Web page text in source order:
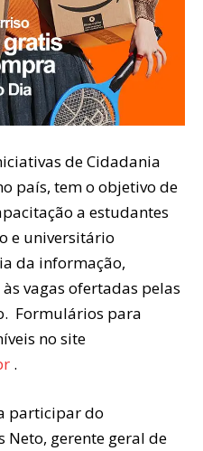
de Cidadania
país, tem o objetivo de
a estudantes
e universitário
da informação,
vagas ofertadas pelas
Formulários para
no site
.
participar do
Neto, gerente geral de